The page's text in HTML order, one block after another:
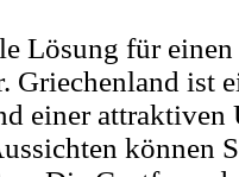
Lösung für
Griechenland ist
einer attraktiven
können